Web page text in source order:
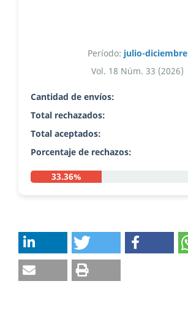
Período: julio-diciembre
Vol. 18 Núm. 33 (2026)
Cantidad de envíos:
Total rechazados:
Total aceptados:
Porcentaje de rechazos:
33.36%